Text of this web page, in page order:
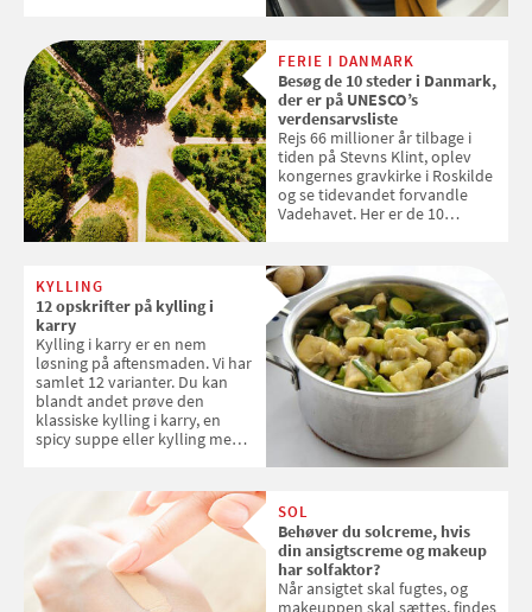
enkle råd til at spare penge på
tøjvasken
FERIE I DANMARK
Besøg de 10 steder i Danmark,
der er på UNESCO’s
verdensarvsliste
Rejs 66 millioner år tilbage i
tiden på Stevns Klint, oplev
kongernes gravkirke i Roskilde
og se tidevandet forvandle
Vadehavet. Her er de 10
KYLLING
12 opskrifter på kylling i
karry
Kylling i karry er en nem
løsning på aftensmaden. Vi har
samlet 12 varianter. Du kan
blandt andet prøve den
klassiske kylling i karry, en
spicy suppe eller kylling med
SOL
Behøver du solcreme, hvis
din ansigtscreme og makeup
har solfaktor?
Når ansigtet skal fugtes, og
makeuppen skal sættes, findes